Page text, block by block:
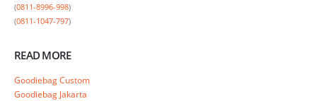
(0811-8996-998)
(0811-1047-797)
READ MORE
Goodiebag Custom
Goodiebag Jakarta